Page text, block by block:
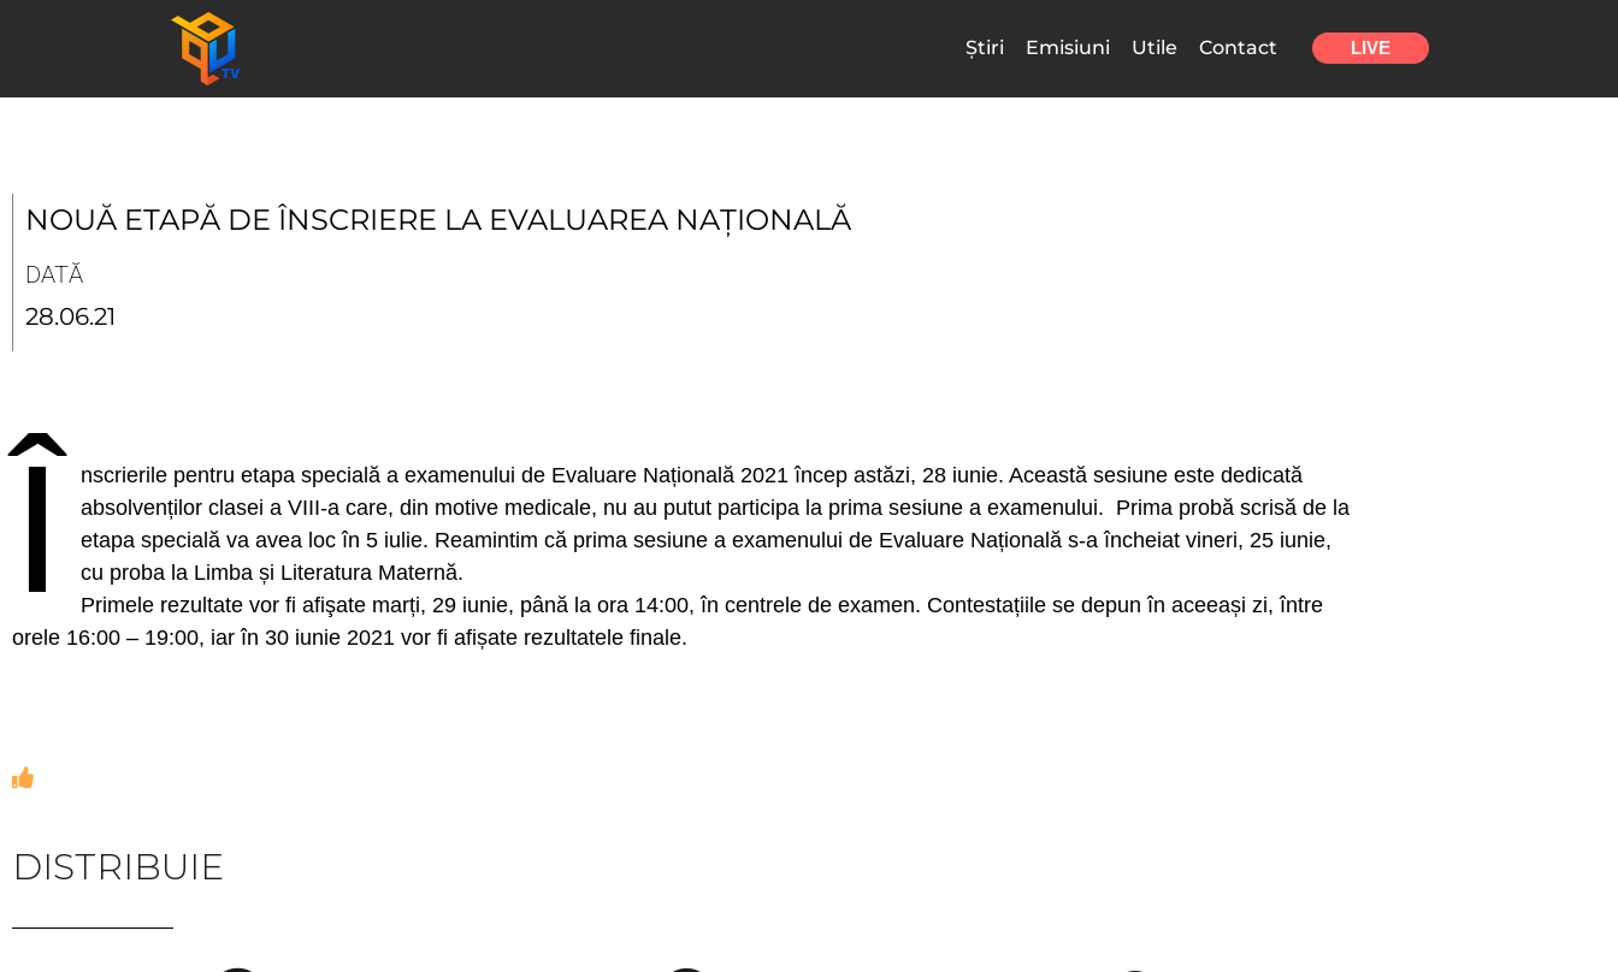
Știri Emisiuni Utile Contact LIVE
NOUĂ ETAPĂ DE ÎNSCRIERE LA EVALUAREA NAȚIONALĂ
DATĂ
28.06.21
Î
nscrierile pentru etapa specială a examenului de Evaluare Națională 2021 încep astăzi, 28 iunie. Această sesiune este dedicată
absolvenților clasei a VIII-a care, din motive medicale, nu au putut participa la prima sesiune a examenului. Prima probă scrisă de la
etapa specială va avea loc în 5 iulie. Reamintim că prima sesiune a examenului de Evaluare Națională s-a încheiat vineri, 25 iunie,
cu proba la Limba și Literatura Maternă.
Primele rezultate vor fi afişate marți, 29 iunie, până la ora 14:00, în centrele de examen. Contestațiile se depun în aceeași zi, între
orele 16:00 – 19:00, iar în 30 iunie 2021 vor fi afișate rezultatele finale.
DISTRIBUIE